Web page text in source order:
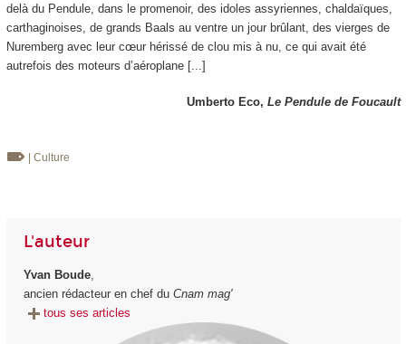
delà du Pendule, dans le promenoir, des idoles assyriennes, chaldaïques,
carthaginoises, de grands Baals au ventre un jour brûlant, des vierges de
Nuremberg avec leur cœur hérissé de clou mis à nu, ce qui avait été
autrefois des moteurs d’aéroplane [...]
Umberto Eco, Le Pendule de Foucault
| Culture
L'auteur
Yvan Boude,
ancien rédacteur en chef du Cnam mag'
tous ses articles